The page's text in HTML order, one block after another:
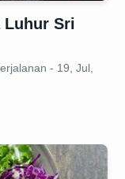
Luhur Sri
- 19, Jul,